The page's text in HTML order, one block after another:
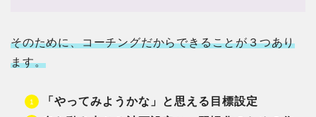
そのために、コーチングだからできることが３つあり
ます。
「やってみようかな」と思える目標設定